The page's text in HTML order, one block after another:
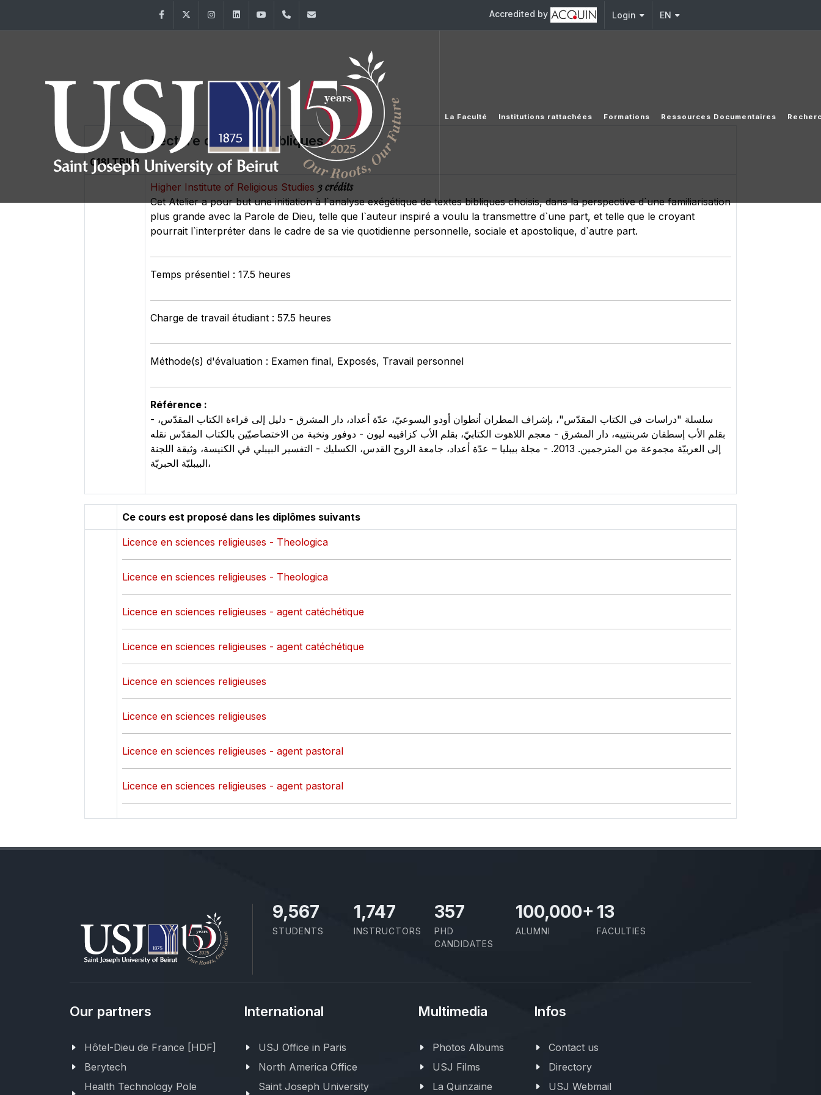
FacebookTwitter InstagramLinkedInYouTube+961 (1) 421 586 Accredited by Login EN
La Faculté Institutions rattachées Formations Ressources Documentaires
018LTBIL2
Lecture de textes bibliques
Higher Institute of Religious Studies 3 crédits
Cet Atelier a pour but une initiation à l`analyse exégétique de textes bibliques choisis, dans la perspective d`une familiarisation
plus grande avec la Parole de Dieu, telle que l`auteur inspiré a voulu la transmettre d`une part, et telle que le croyant
pourrait l`interpréter dans le cadre de sa vie quotidienne personnelle, sociale et apostolique, d`autre part.
Temps présentiel : 17.5 heures
Charge de travail étudiant : 57.5 heures
Méthode(s) d'évaluation : Examen final, Exposés, Travail personnel
Référence :
- سلسلة "دراسات في الكتاب المقدّس"، بإشراف المطران أنطوان أودو اليسوعيّ، عدّة أعداد، دار المشرق - دليل إلى قراءة الكتاب المقدّس،
بقلم الأب إسطفان شربنتييه، دار المشرق - معجم اللاهوت الكتابيّ، بقلم الأب كزافييه ليون - دوفور ونخبة من الاختصاصيّين بالكتاب المقدّس نقله
إلى العربيّة مجموعة من المترجمين. 2013. - مجلة بيبليا – عدّة أعداد، جامعة الروح القدس، الكسليك - التفسير البيبلي في الكنيسة، وثيقة اللجنة
البيبليّة الحبريّة،
Ce cours est proposé dans les diplômes suivants
Licence en sciences religieuses - Theologica
Licence en sciences religieuses - Theologica
Licence en sciences religieuses - agent catéchétique
Licence en sciences religieuses - agent catéchétique
Licence en sciences religieuses
Licence en sciences religieuses
Licence en sciences religieuses - agent pastoral
Licence en sciences religieuses - agent pastoral
11,110
STUDENTS
2,029
INSTRUCTORS
414
PHD
CANDIDATES
100,000+
ALUMNI
13
FACULTIES
Our partners
Hôtel-Dieu de France [HDF]
Berytech
Health Technology Pole
International
USJ Office in Paris
North America Office
Saint Joseph University
Multimedia
Photos Albums
USJ Films
La Quinzaine
Infos
Contact us
Directory
USJ Webmail